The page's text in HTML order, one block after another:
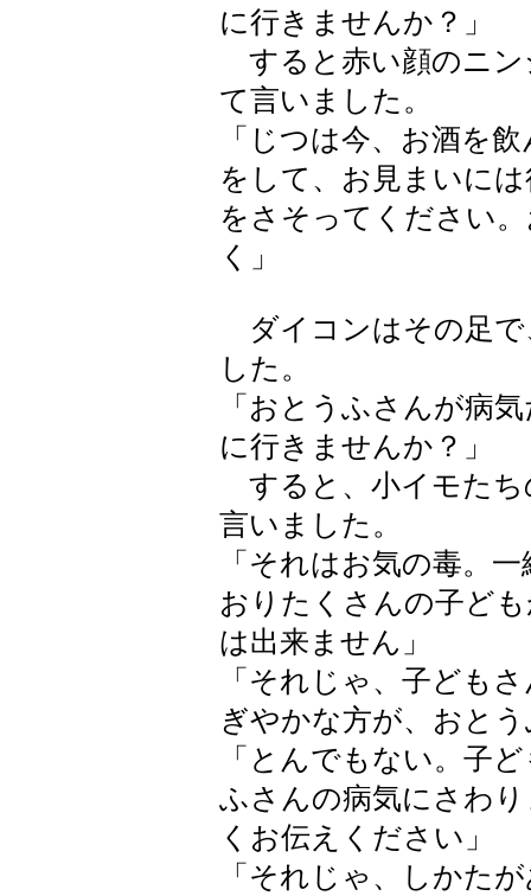
に行きませんか？」
すると赤い顔のニン
て言いました。
「じつは今、お酒を
をして、お見まいに
をさそってください
く」
ダイコンはその足で
した。
「おとうふさんが病
に行きませんか？」
すると、小イモたち
言いました。
「それはお気の毒。
おりたくさんの子ど
は出来ません」
「それじゃ、子ども
ぎやかな方が、おと
「とんでもない。子
ふさんの病気にさわ
くお伝えください」
「それじゃ、しかた